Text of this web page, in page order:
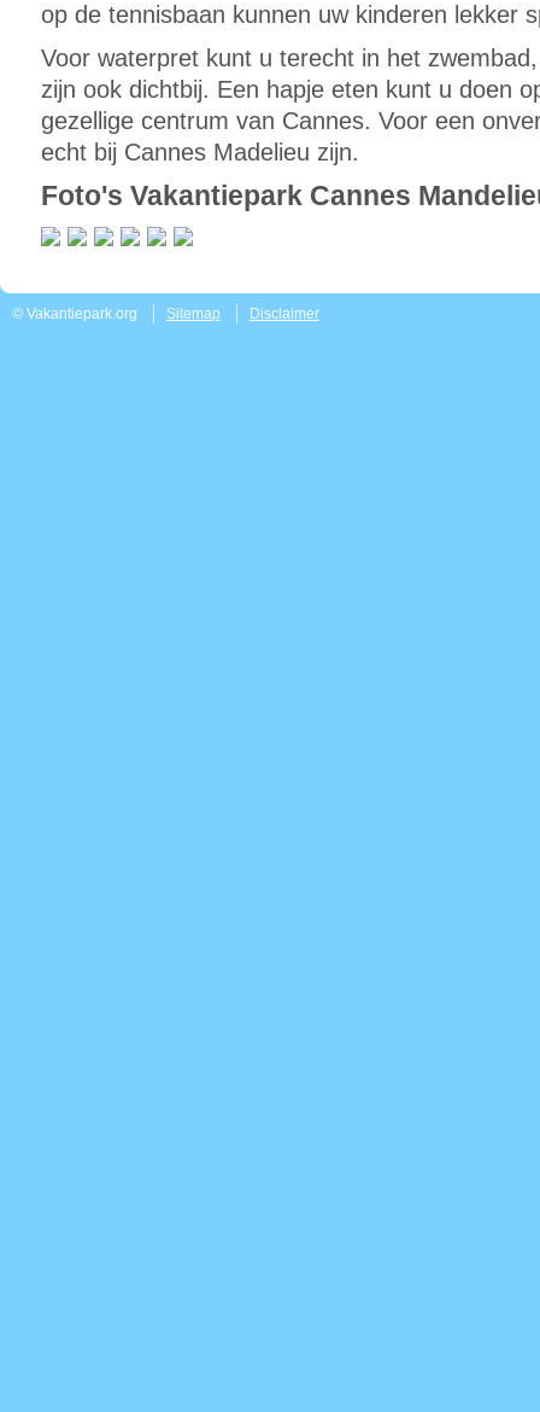
op de tennisbaan kunnen uw kinderen lekker
Voor waterpret kunt u terecht in het
zijn ook dichtbij. Een hapje eten kunt u doen
gezellige centrum van Cannes. Voor een
echt bij Cannes Madelieu zijn.
Foto's Vakantiepark Cannes
© Vakantiepark.org Sitemap Disclaimer